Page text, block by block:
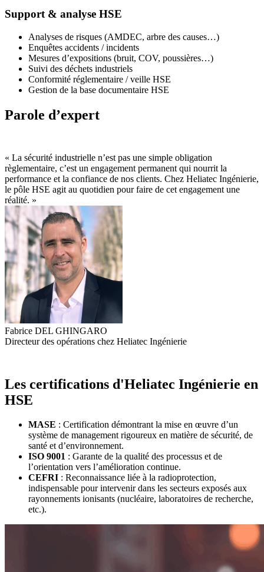
Support & analyse HSE
Analyses de risques (AMDEC, arbre des causes…)
Enquêtes accidents / incidents
Mesures d’expositions (bruit, COV, poussières…)
Suivi des déchets industriels
Conformité réglementaire / veille HSE
Gestion de la base documentaire HSE
Parole d’expert
« La sécurité industrielle n’est pas une simple obligation
règlementaire, c’est un engagement permanent qui nourrit la
performance et la confiance de nos clients. Chez Heliatec Ingénierie,
le pôle HSE agit au quotidien pour faire de cet engagement une
réalité. »
Fabrice DEL GHINGARO
Directeur des opérations chez Heliatec Ingénierie
Les certifications d'Heliatec Ingénierie en
HSE
MASE : Certification démontrant la mise en œuvre d’un
système de management rigoureux en matière de sécurité, de
santé et d’environnement.
ISO 9001 : Garante de la qualité des processus et de
l’orientation vers l’amélioration continue.
CEFRI : Reconnaissance liée à la radioprotection,
indispensable pour intervenir dans les secteurs exposés aux
rayonnements ionisants (nucléaire, laboratoires de recherche,
etc.).